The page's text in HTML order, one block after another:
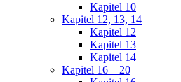
Kapitel 10
Kapitel 12, 13, 14
Kapitel 12
Kapitel 13
Kapitel 14
Kapitel 16 – 20